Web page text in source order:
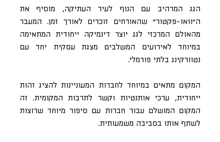
הגג המרהיב עם הנוף לעיר העתיקה, מוסיף את
ה״וואו-פקטור״ שהאורחים זוכרים לאורך זמן. המעבר
מהאולם המרכזי לגג יוצר דינמיקה ייחודית המתאימה
במיוחד לאירועים המשלבים מצגת עסקית יחד עם
נטוורקינג בלתי פורמלי.
המקום מתאים במיוחד לחברות המעוניינות להציג זהות
ייחודית, ערכי אותנטיות וקשר לתרבות המקומית. זה
המקום המושלם עבור חברות עם סיפור מיוחד שרוצות
לשתף אותו בסביבה משמעותית.